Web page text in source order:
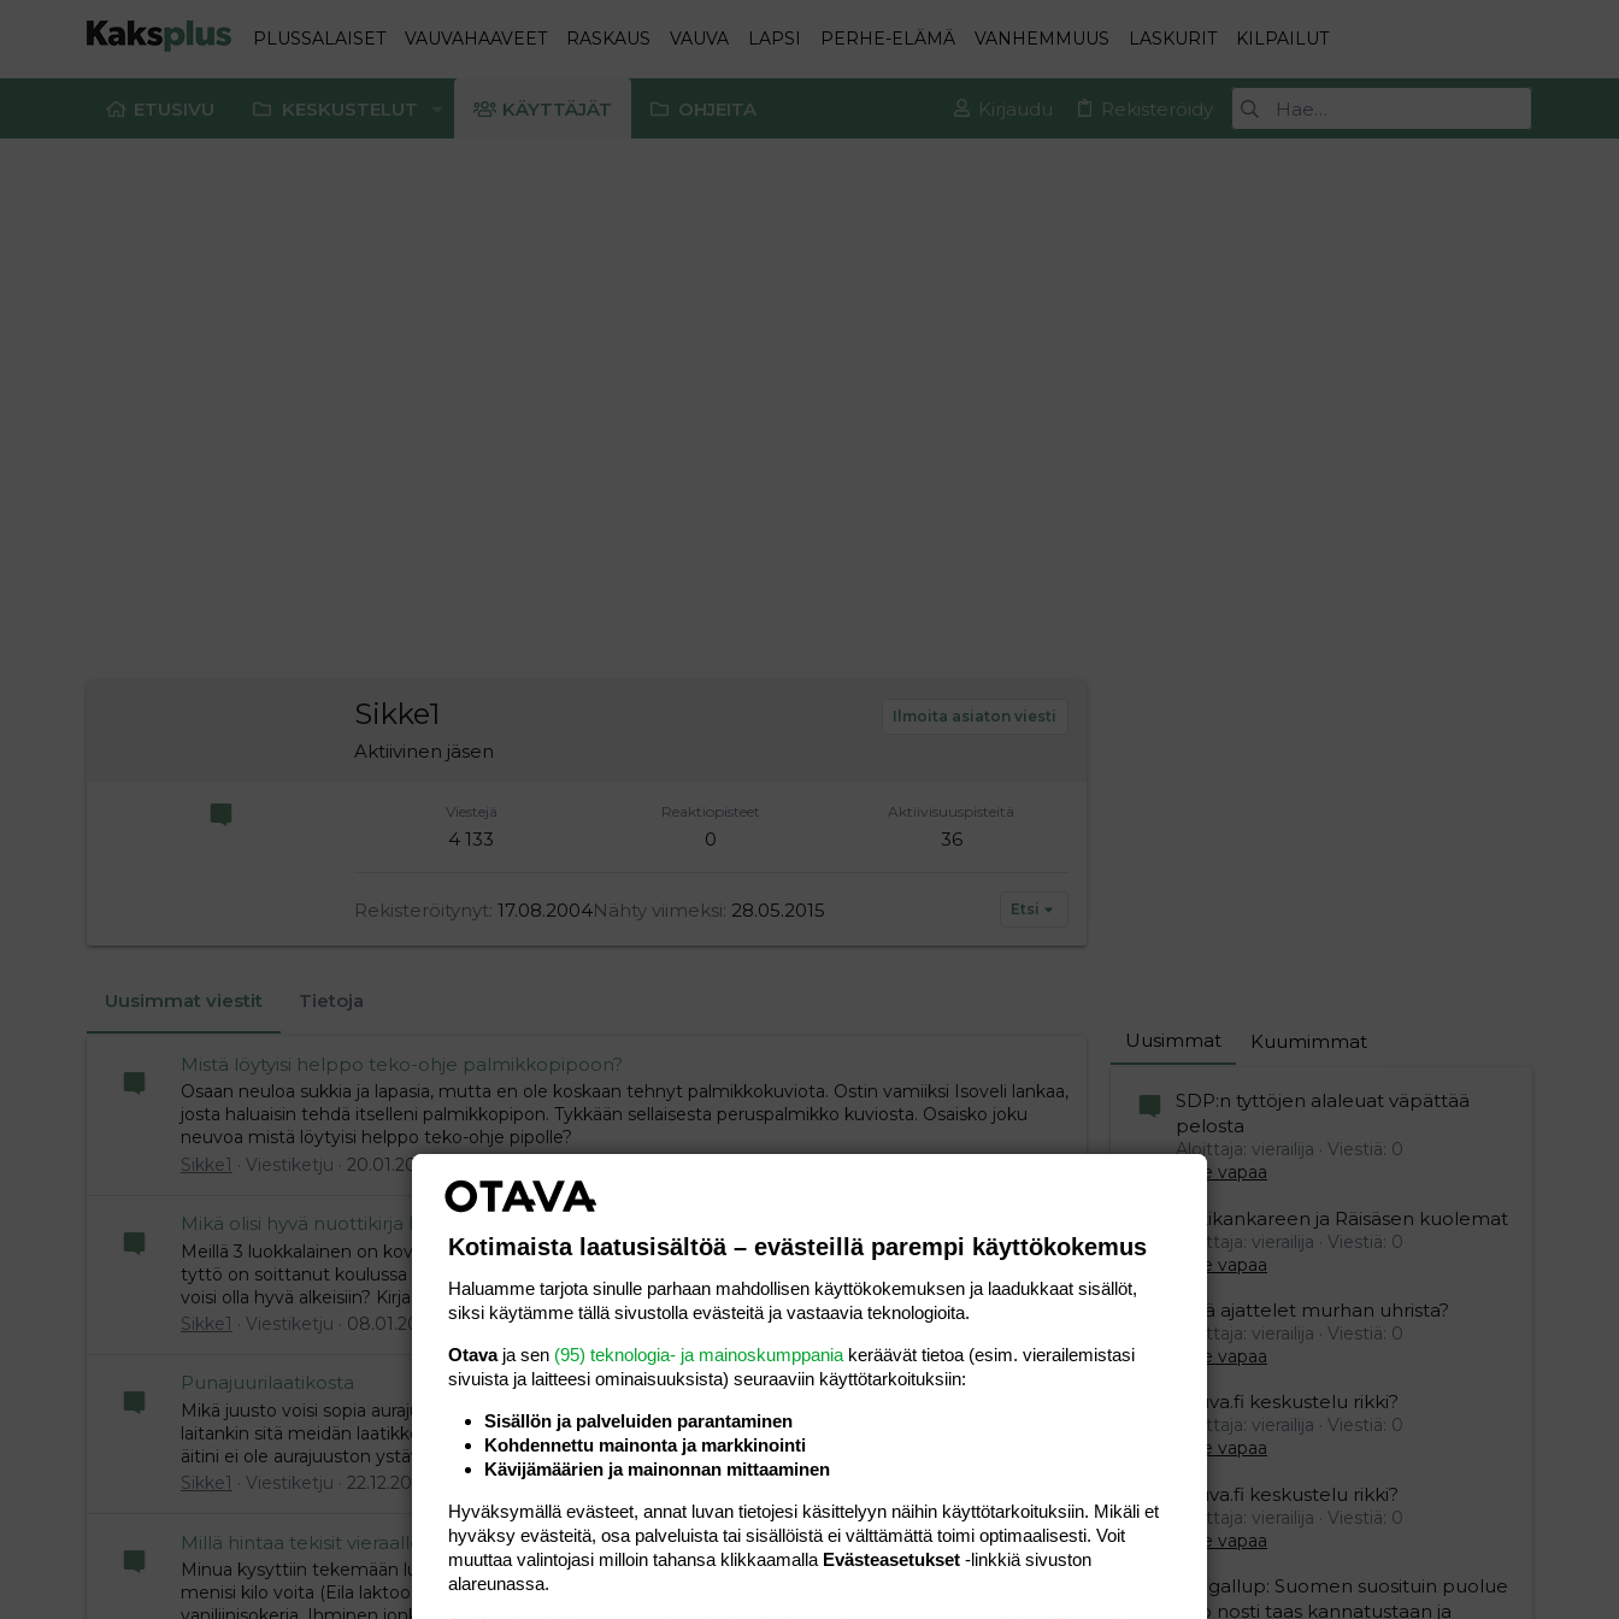
PLUSSALAISET VAUVAHAAVEET RASKAUS VAUVA LAPSI PERHE-ELÄMÄ VANHEMMUUS LASKURIT KILPAILUT
ETUSIVU KESKUSTELUT KÄYTTÄJÄT OHJEITA Kirjaudu Rekisteröidy
Ilmoita asiaton viesti
Sikke1
Aktiivinen jäsen
Viestejä
4 133
Reaktiopisteet
0
Aktiivisuuspisteitä
36
Rekisteröitynyt 17.08.2004Nähty viimeksi 28.05.2015 Etsi
Uusimmat viestit Tietoja
Mistä löytyisi helppo teko-ohje palmikkopipoon?
Osaan neuloa sukkia ja lapasia, mutta en ole koskaan tehnyt palmikkokuviota. Ostin vamiiksi Isoveli lankaa,
josta haluaisin tehdä itselleni palmikkopipon. Tykkään sellaisesta peruspalmikko kuviosta. Osaisko joku
neuvoa mistä löytyisi helppo teko-ohje pipolle?
Sikke1
Viestiketju 20.01.2015
Mikä olisi hyvä nuottikirja lapselle pianonsoiton alkeisiin?
Meillä 3 luokkalainen on kovasti innostunut soittamaan pianoa. Saivat soittimen joululahjahjaksi. Aiemmin
tyttö on soittanut koulussa vain nokkahuilua. Korvakuulolla rupesi kokeilemaan eri lauluja. Mikä nuottikirja
voisi olla hyvä alkeisiin? Kirjastosta lainattiin pari kirjaa, mutta ovat outoja...
Sikke1
Viestiketju 08.01.2015 Viestiä: 5 Osio: Aihe vapaa
Punajuurilaatikosta
Mikä juusto voisi sopia aurajuuston tilalle punajuurilaatikkoon? Itse kylläkin tykkään aurajuustosta ja
laitankin sitä meidän laatikkoon. Tarkoitus olisi viedä äitini joulupöytään myös punajuurilaatikkoa, mutta
äitini ei ole aurajuuston ystävä. Mikä juusto sopisi sen tilalle? Teen ohjeella mihin...
Sikke1
Viestiketju 22.12.2014 Aihe vapaa
Millä hintaa tekisit vieraalle ihmiselle lusikkaleipiä?
Minua kysyttiin tekemään lusikkaleipiä laktoosittomana 150 kpl. Mietin millä hintaa tekisin ne. Aineita
menisi kilo voita (Eila laktoositon voi), 3 dl sokeria, n. 20 dl jauhoja, 5 dl marmeladia + soodaa ja
Uusimmat Kuumimmat
SDP:n tyttöjen alaleuat väpättää
pelosta
Aloittaja: vierailija
Viestiä: 0
Aihe vapaa
Ristikankareen ja Räisäsen kuolemat
Aloittaja: vierailija
Viestiä: 0
Aihe vapaa
Mitä ajattelet murhan uhrista?
Aloittaja: vierailija
Viestiä: 0
Aihe vapaa
Vauva.fi keskustelu rikki?
Aloittaja: vierailija
Viestiä: 0
Aihe vapaa
Vauva.fi keskustelu rikki?
Aloittaja: vierailija
Viestiä: 0
Aihe vapaa
Yle gallup: Suomen suosituin puolue
Sdp nosti taas kannatustaan ja
Kotimaista laatusisältöä – evästeillä parempi käyttökokemus
Haluamme tarjota sinulle parhaan mahdollisen käyttökokemuksen ja laadukkaat sisällöt,
siksi käytämme tällä sivustolla evästeitä ja vastaavia teknologioita.
Otavaja sen (95) teknologia- ja mainoskumppania keräävät tietoa (esim. vierailemis­tasi
sivuista ja laitteesi ominaisuuk­sista) seuraaviin käyttötarkoituksiin:
Sisällön ja palveluiden parantaminen
Kohdennettu mainonta ja markkinointi
Kävijämäärien ja mainonnan mittaaminen
Hyväksymällä evästeet, annat luvan tietojesi käsittelyyn näihin käyttötarkoituksiin. Mikäli et
hyväksy evästeitä, osa palveluista tai sisällöistä ei välttämättä toimi optimaalisesti. Voit
muuttaa valintojasi milloin tahansa klikkaamalla Evästeasetukset -linkkiä sivuston
alareunassa.